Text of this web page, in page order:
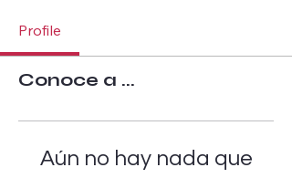
Profile
Conoce a ...
Aún no hay nada que